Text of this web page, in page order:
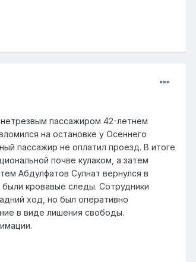
пассажиром 42-летнем
на остановке у Осеннего
пассажир не оплатил проезд. В итоге
почве кулаком, а затем
Абдулфатов Сулнат вернулся в
кровавые следы. Сотрудники
ход, но был оперативно
в виде лишения свободы.